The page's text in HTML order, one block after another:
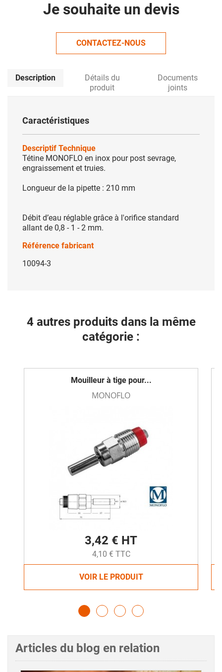
Je souhaite un devis
CONTACTEZ-NOUS
Description
Détails du
produit
Documents
joints
Caractéristiques
Descriptif Technique
Tétine MONOFLO en inox pour post sevrage,
engraissement et truies.
Longueur de la pipette : 210 mm
Débit d’eau réglable grâce à l'orifice standard
allant de 0,8 - 1 - 2 mm.
Référence fabricant
10094-3
4 autres produits dans la même
catégorie :
Mouilleur à tige pour...
MONOFLO
3,42 € HT
4,10 € TTC
VOIR LE PRODUIT
Articles du blog en relation